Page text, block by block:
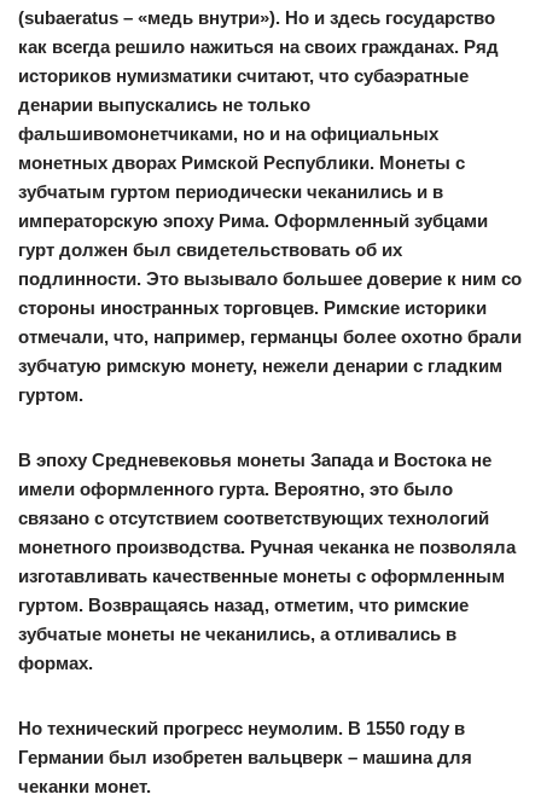
(subaeratus – «медь внутри»). Но и здесь государство
как всегда решило нажиться на своих гражданах. Ряд
историков нумизматики считают, что субаэратные
денарии выпускались не только
фальшивомонетчиками, но и на официальных
монетных дворах Римской Республики. Монеты с
зубчатым гуртом периодически чеканились и в
императорскую эпоху Рима. Оформленный зубцами
гурт должен был свидетельствовать об их
подлинности. Это вызывало большее доверие к ним со
стороны иностранных торговцев. Римские историки
отмечали, что, например, германцы более охотно брали
зубчатую римскую монету, нежели денарии с гладким
гуртом.
В эпоху Средневековья монеты Запада и Востока не
имели оформленного гурта. Вероятно, это было
связано с отсутствием соответствующих технологий
монетного производства. Ручная чеканка не позволяла
изготавливать качественные монеты с оформленным
гуртом. Возвращаясь назад, отметим, что римские
зубчатые монеты не чеканились, а отливались в
формах.
Но технический прогресс неумолим. В 1550 году в
Германии был изобретен вальцверк – машина для
чеканки монет.